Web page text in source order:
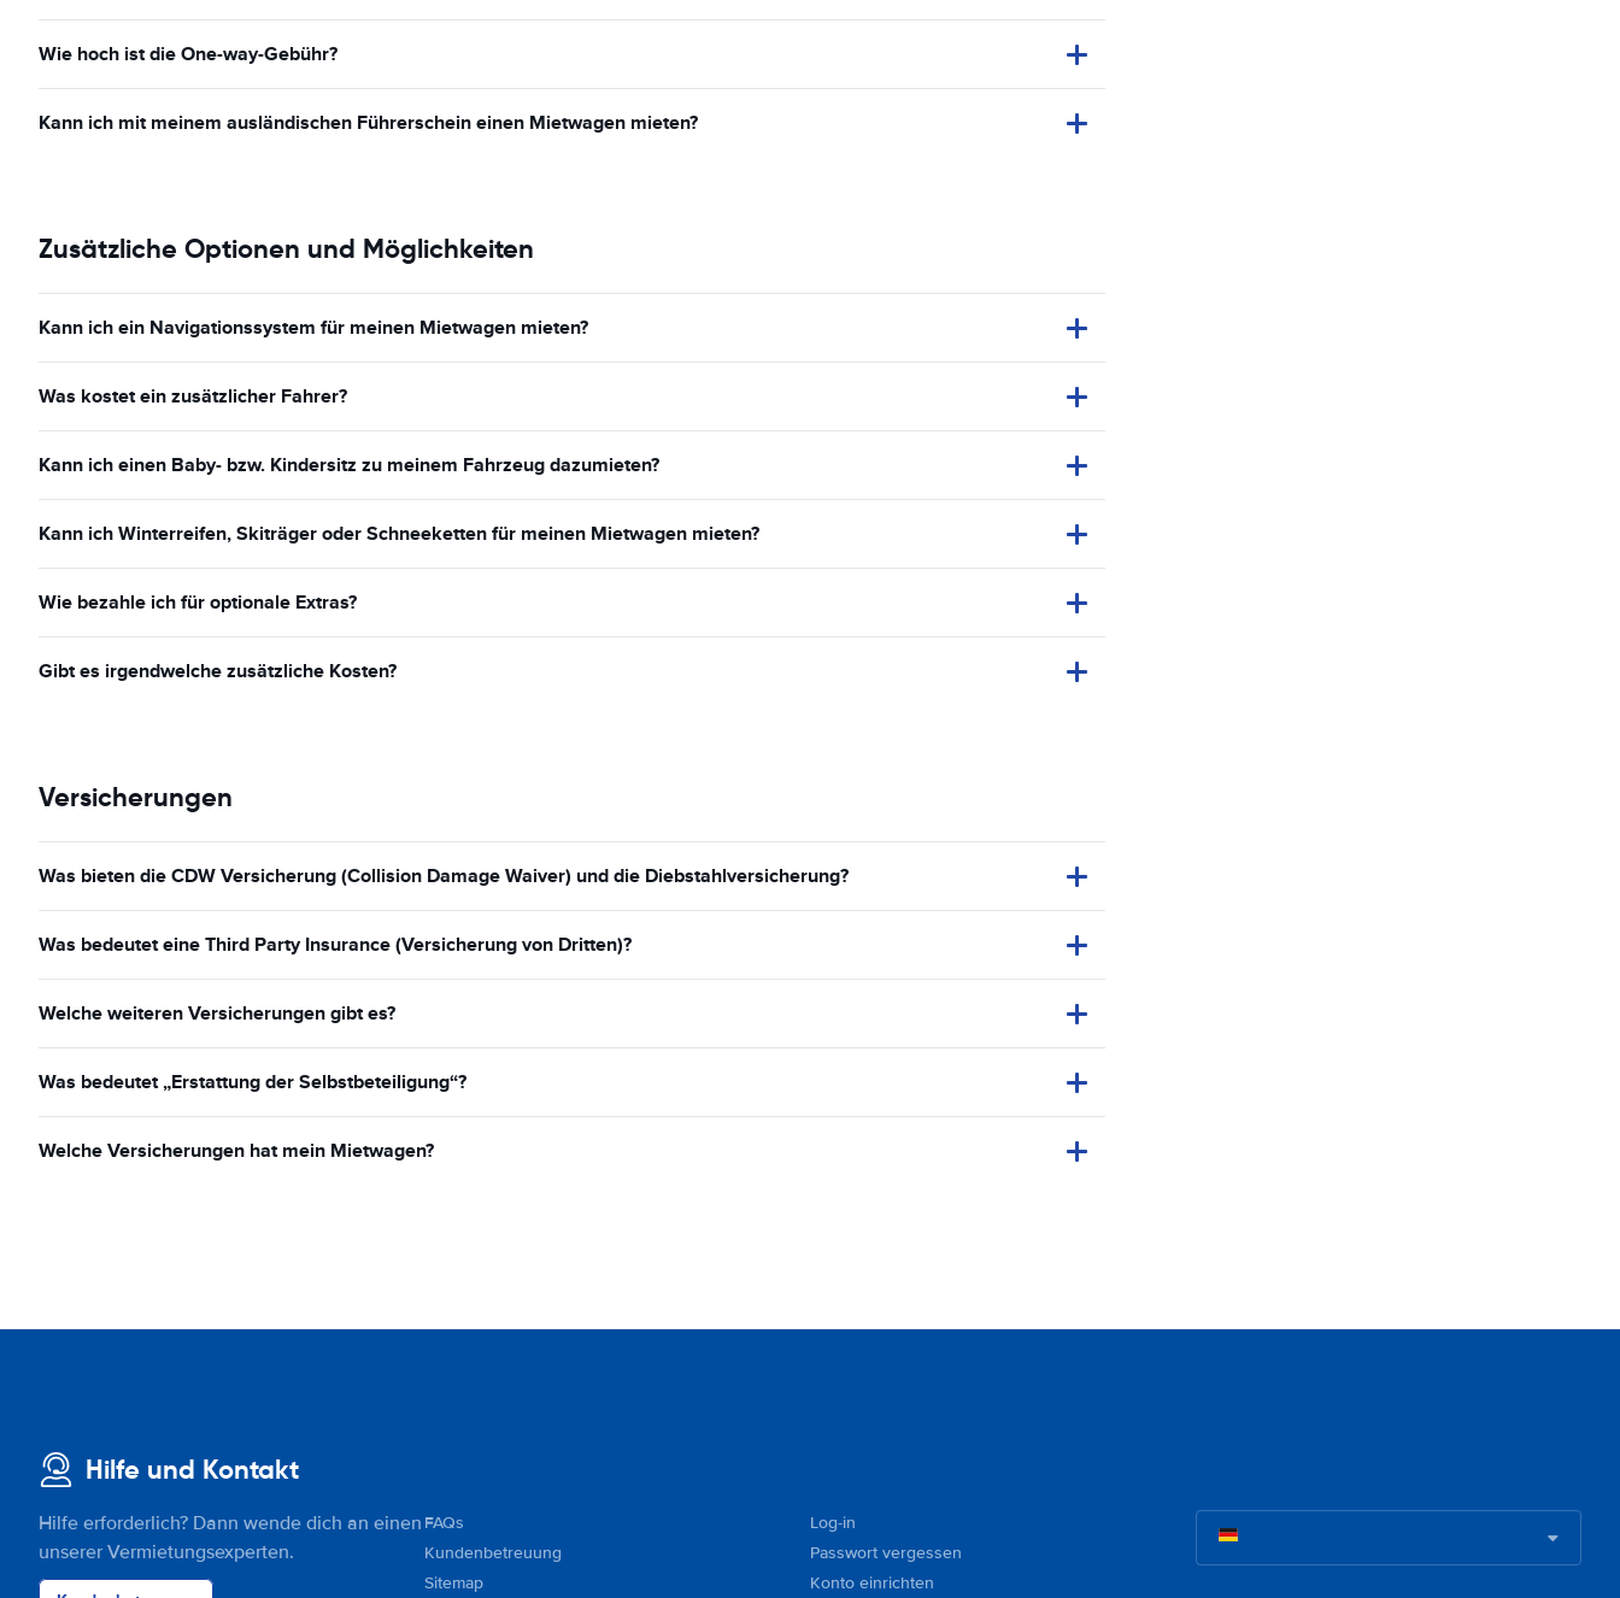
Wie hoch ist die One-way-Gebühr?
Kann ich mit meinem ausländischen Führerschein einen Mietwagen mieten?
Zusätzliche Optionen und Möglichkeiten
Kann ich ein Navigationssystem für meinen Mietwagen mieten?
Was kostet ein zusätzlicher Fahrer?
Kann ich einen Baby- bzw. Kindersitz zu meinem Fahrzeug dazumieten?
Kann ich Winterreifen, Skiträger oder Schneeketten für meinen Mietwagen mieten?
Wie bezahle ich für optionale Extras?
Gibt es irgendwelche zusätzliche Kosten?
Versicherungen
Was bieten die CDW Versicherung (Collision Damage Waiver) und die Diebstahlversicherung?
Was bedeutet eine Third Party Insurance (Versicherung von Dritten)?
Welche weiteren Versicherungen gibt es?
Was bedeutet „Erstattung der Selbstbeteiligung“?
Welche Versicherungen hat mein Mietwagen?
Hilfe und Kontakt
Hilfe erforderlich? Dann wende dich an einen
unserer Vermietungsexperten.
FAQs
Kundenbetreuung
Sitemap
Log-in
Passwort vergessen
Konto einrichten